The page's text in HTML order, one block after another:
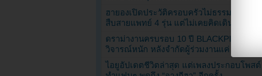
ฮายองเปิดประวัติครอบครัวไม่ธรรมดา
สืบสายแพทย์ 4 รุ่น แต่ไม่เคยคิดเดินตามรอย
ดราม่างานครบรอบ 10 ปี BLACKPINK แฟน
วิจารณ์หนัก หลังจำกัดผู้ร่วมงานแค่ 40 คน
ไอยูอัปเดตชีวิตล่าสุด แต่เพลงประกอบโพสต์